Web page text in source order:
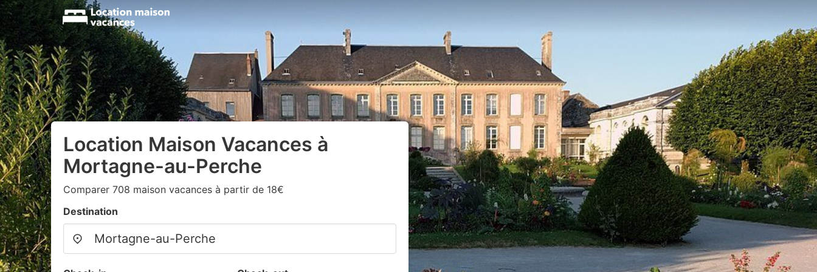
Location Maison Vacances à
Mortagne-au-Perche
Comparer 708 maison vacances à partir de 18€
Destination